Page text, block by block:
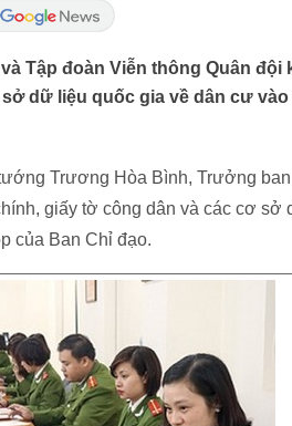
Tập đoàn Viễn thông Quân đội
dữ liệu quốc gia về dân cư
Trương Hòa Bình, Trưởng
giấy tờ công dân và các cơ sở
của Ban Chỉ đạo.